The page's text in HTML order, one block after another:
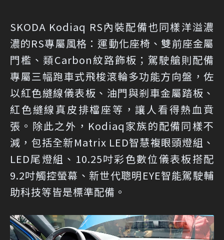
SKODA Kodiaq RS內裝配備也同樣洋溢濃
濃的RS專屬風格：運動化座椅、雙前座金屬
門檻、類Carbon紋路飾板；駕駛艙則配備
專屬三幅跑車式飛梭滾輪多功能方向盤，佐
以紅色縫線儀表板、油門與剎車金屬踏板、
紅色縫線真皮排檔座等，讓人看得熱血賁
張。除此之外，Kodiaq家族的配備同樣不
減，包括全新Matrix LED智慧複眼頭燈組、
LED尾燈組、10.25吋彩色數位儀表板搭配
9.2吋觸控螢幕、新世代聰明EYE智能駕駛輔
助科技等皆是標準配備。